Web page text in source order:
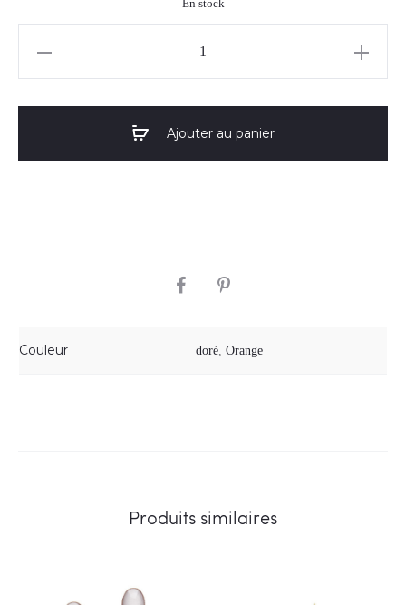
En stock
Ajouter au panier
SHARE
Couleur doré, Orange
Produits similaires